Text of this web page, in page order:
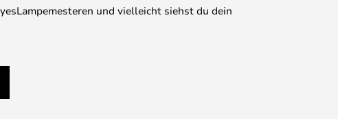
und vielleicht siehst du dein